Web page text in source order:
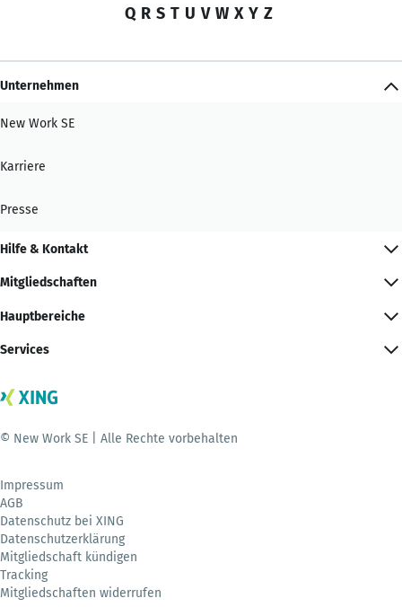
Q R S T U V W X Y Z
Unternehmen
New Work SE
Karriere
Presse
Hilfe & Kontakt
Mitgliedschaften
Hauptbereiche
Services
© New Work SE | Alle Rechte vorbehalten
Impressum
AGB
Datenschutz bei XING
Datenschutzerklärung
Mitgliedschaft kündigen
Tracking
Mitgliedschaften widerrufen